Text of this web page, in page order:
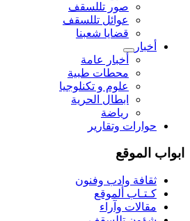
صور تللسقف
عوائل تللسقف
قضايا شعبنا
أخبار
أخبار عامة
محطات طبية
علوم و تکنلوجیا
ابطال الحرية
رياضة
حوارات وتقارير
ابواب الموقع
ثقافة وادب وفنون
كـتـاب ألموقع
مقالات وآراء